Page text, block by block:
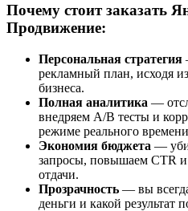
Почему стоит заказать
Продвижение:
Персональная стратегия
рекламный план, исходя
бизнеса.
Полная аналитика —
внедряем A/B тесты и
режиме реального
Экономия бюджета —
запросы, повышаем CTR
отдачи.
Прозрачность — вы
деньги и какой результат